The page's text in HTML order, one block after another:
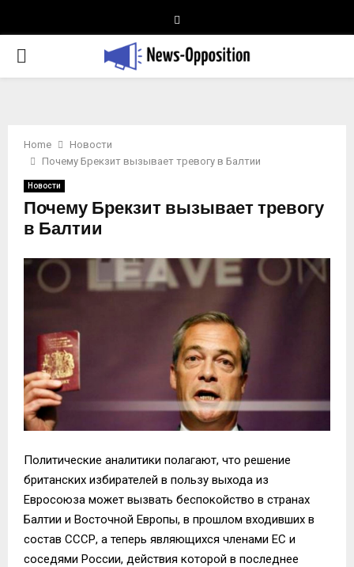
PRIMARY
Home
Новости
Почему Брекзит вызывает тревогу в Балтии
Новости
Почему Брекзит вызывает тревогу
в Балтии
Политические аналитики полагают, что решение
британских избирателей в пользу выхода из
Евросоюза может вызвать беспокойство в странах
Балтии и Восточной Европы, в прошлом входивших в
состав СССР, а теперь являющихся членами ЕС и
соседями России, действия которой в последнее